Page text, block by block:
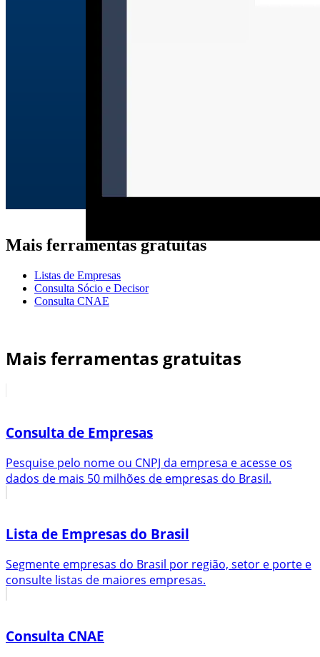
Mais ferramentas gratuitas
Listas de Empresas
Consulta Sócio e Decisor
Consulta CNAE
Mais ferramentas gratuitas
Consulta de Empresas
Pesquise pelo nome ou CNPJ da empresa e acesse os
dados de mais 50 milhões de empresas do Brasil.
Lista de Empresas do Brasil
Segmente empresas do Brasil por região, setor e porte e
consulte listas de maiores empresas.
Consulta CNAE